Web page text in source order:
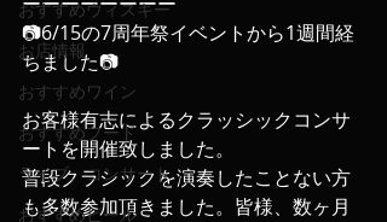
おすすめウィスキー
お店情報
おすすめワイン
おすすめフード
ライブ、コンサート
おすすめビール
📷6/15の7周年祭イベントから1週間経
ちました📷
お客様有志によるクラッシックコンサ
ートを開催致しました。
普段クラシックを演奏したことない方
も多数参加頂きました。皆様、数ヶ月